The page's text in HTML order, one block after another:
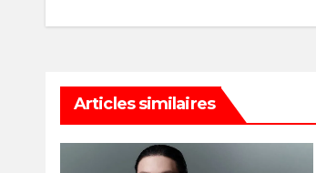
Articles similaires